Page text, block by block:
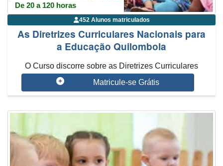
De 20 a 120 horas
452 Alunos matriculados
As Diretrizes Curriculares Nacionais para
a Educação Quilombola
O Curso discorre sobre as Diretrizes Curriculares
Nacionais para ...
Matricule-se Grátis